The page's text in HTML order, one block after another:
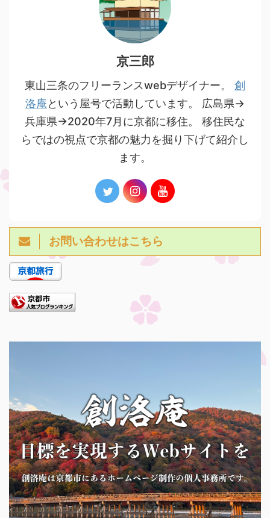
京三郎
東山三条のフリーランスwebデザイナー。 創
洛庵という屋号で活動しています。 広島県→
兵庫県→2020年7月に京都に移住。 移住民な
らではの視点で京都の魅力を掘り下げて紹介し
ます。
お問い合わせはこちら